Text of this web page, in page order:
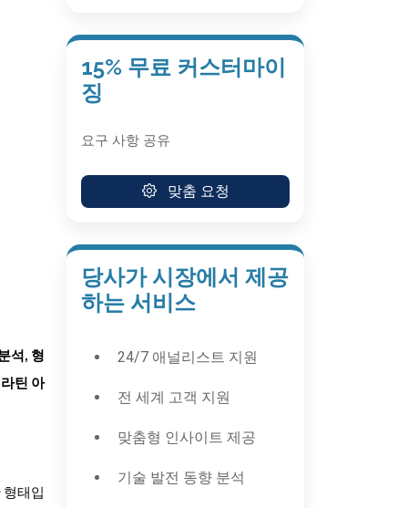
석, 형
틴 아
태입
15% 무료 커스터마이
징
요구 사항 공유
맞춤 요청
당사가 시장에서 제공
하는 서비스
24/7 애널리스트 지원
전 세계 고객 지원
맞춤형 인사이트 제공
기술 발전 동향 분석